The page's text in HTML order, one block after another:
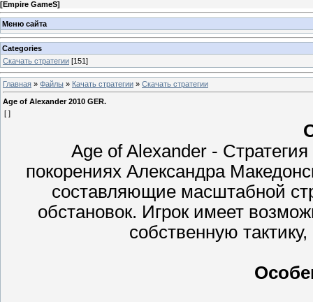
[Empire GameS]
Меню сайта
Categories
Скачать стратегии [151]
Главная » Файлы » Качать стратегии » Скачать стратегии
Age of Alexander 2010 GER.
[ ]
Age of Alexander -
покорениях Александра
составляющие масштабной
обстановок. Игрок имеет
собственную